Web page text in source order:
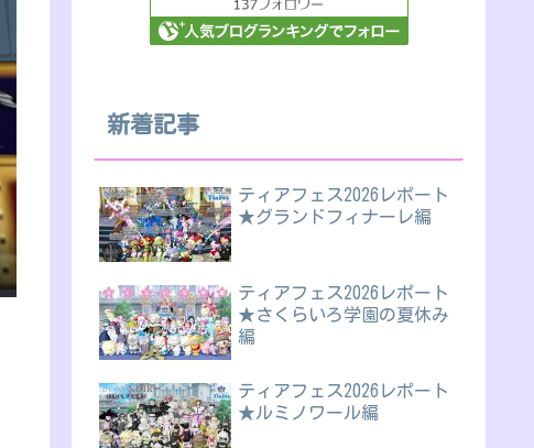
新着記事
ティアフェス2026レポート
★グランドフィナーレ編
ティアフェス2026レポート
★さくらいろ学園の夏休み
編
ティアフェス2026レポート
★ルミノワール編